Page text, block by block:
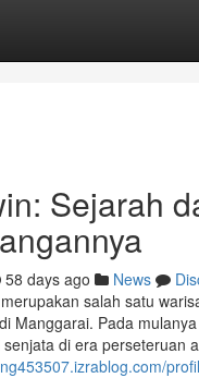
Sejarah
58 days ago News
salah satu
Manggarai. Pada
di era perseteruan